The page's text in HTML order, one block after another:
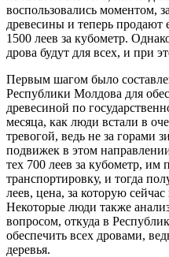
воспользовались моментом,
древесины и теперь продают
1500 леев за кубо­метр.
дрова будут для всех, и при
Первым шагом было
Республики Молдова для
дре­весиной по
месяца, как люди встали в
тревогой, ведь не за горами
подвижек в этом
тех 700 леев за кубометр, им
транспортировку, и тогда
леев, цена, за которую
Некоторые люди также
вопросом, откуда в
обеспечить всех дровами,
деревья.